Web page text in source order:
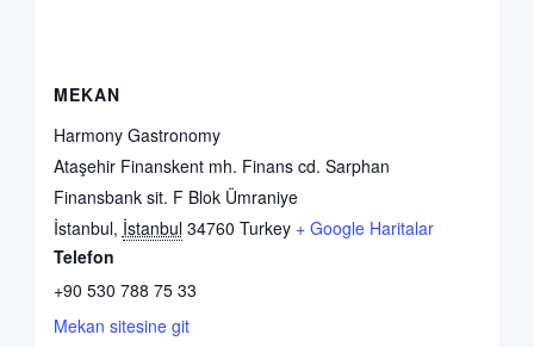
MEKAN
Harmony Gastronomy
Ataşehir Finanskent mh. Finans cd. Sarphan
Finansbank sit. F Blok Ümraniye
İstanbul, İstanbul 34760 Turkey + Google Haritalar
Telefon
+90 530 788 75 33
Mekan sitesine git